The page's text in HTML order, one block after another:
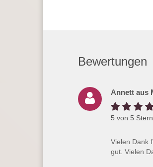
Bewertungen
Annett aus
5 von 5
Vielen Dank
gut. Vielen